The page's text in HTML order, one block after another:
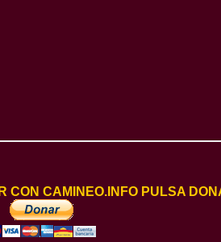
CON CAMINEO.INFO PULSA